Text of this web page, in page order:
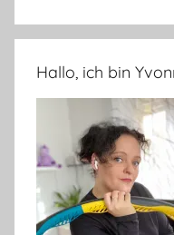
Hallo, ich bin